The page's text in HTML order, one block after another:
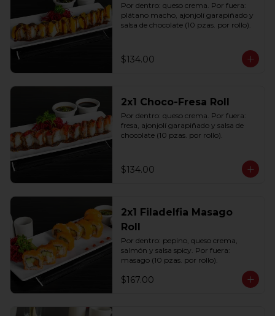
Por dentro: queso crema. Por fuera:
plátano macho, ajonjolí garapiñado y
salsa de chocolate (10 pzas. por rollo).
$134.00
2x1 Choco-Fresa Roll
Por dentro: queso crema. Por fuera:
fresa, ajonjolí garapiñado y salsa de
chocolate (10 pzas. por rollo).
$134.00
2x1 Filadelfia Masago
Roll
Por dentro: pepino, queso crema,
salmón y salsa spicy. Por fuera:
masago (10 pzas. por rollo).
$167.00